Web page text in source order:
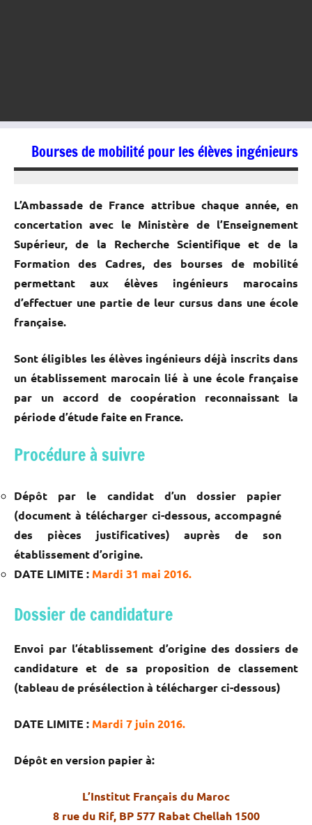
Bourses de mobilité pour les élèves ingénieurs
L’Ambassade de France attribue chaque année, en
concertation avec le Ministère de l’Enseignement
Supérieur, de la Recherche Scientifique et de la
Formation des Cadres, des bourses de mobilité
permettant aux élèves ingénieurs marocains
d’effectuer une partie de leur cursus dans une école
française.
Sont éligibles les élèves ingénieurs déjà inscrits dans
un établissement marocain lié à une école française
par un accord de coopération reconnaissant la
période d’étude faite en France.
Procédure à suivre
Dépôt par le candidat d’un dossier papier
(document à télécharger ci-dessous, accompagné
des pièces justificatives) auprès de son
établissement d’origine.
DATE LIMITE : Mardi 31 mai 2016.
Dossier de candidature
Envoi par l’établissement d’origine des dossiers de
candidature et de sa proposition de classement
(tableau de présélection à télécharger ci-dessous)
DATE LIMITE : Mardi 7 juin 2016.
Dépôt en version papier à:
L’Institut Français du Maroc
8 rue du Rif, BP 577 Rabat Chellah 1500